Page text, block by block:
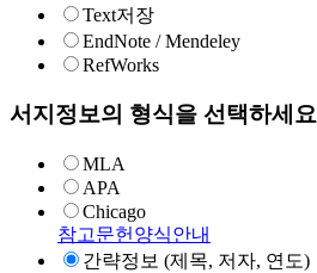
Text저장
EndNote / Mendeley
RefWorks
서지정보의 형식을 선택하세요
MLA
APA
Chicago
참고문헌양식안내
간략정보 (제목, 저자, 연도)